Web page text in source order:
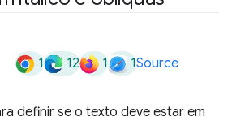
1 12 1 1Source
definir se o texto deve estar em